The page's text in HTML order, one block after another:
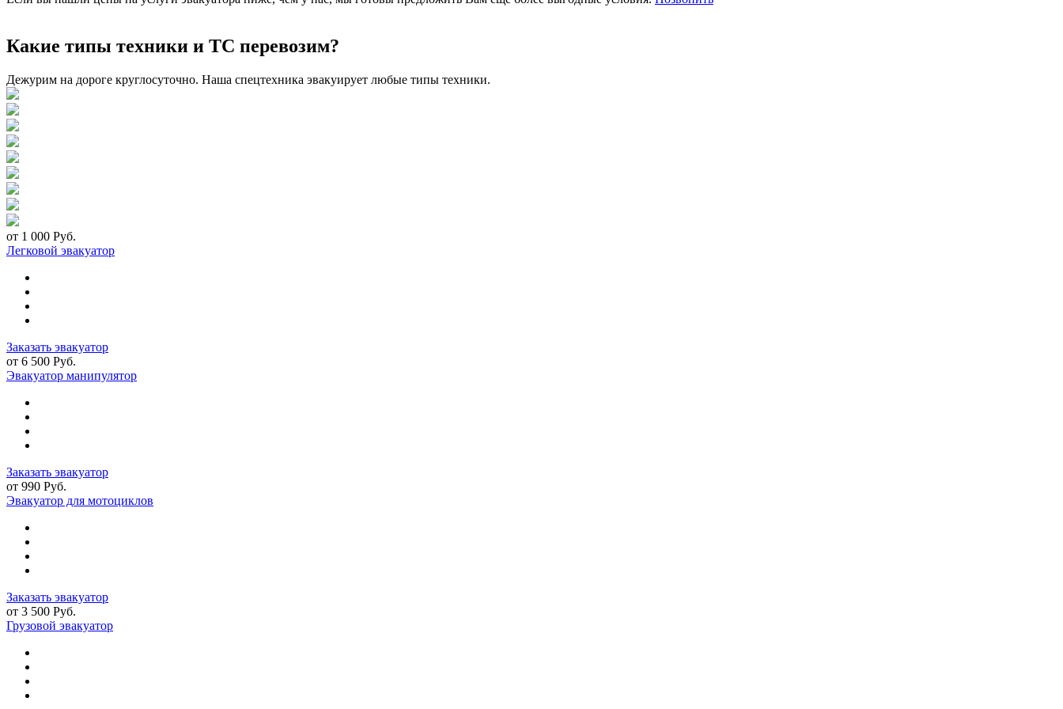
Какие типы техники и ТС перевозим?
Дежурим на дороге круглосуточно. Наша спецтехника эвакуирует любые типы техники.
от 1 000 Руб.
Легковой эвакуатор
Заказать эвакуатор
от 6 500 Руб.
Эвакуатор манипулятор
Заказать эвакуатор
от 990 Руб.
Эвакуатор для мотоциклов
Заказать эвакуатор
от 3 500 Руб.
Грузовой эвакуатор